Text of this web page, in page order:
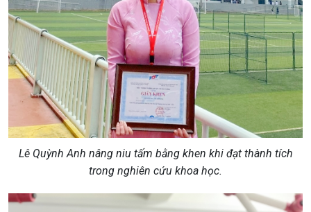
Lê Quỳnh Anh nâng niu tấm bằng khen khi đạt thành tích
trong nghiên cứu khoa học.